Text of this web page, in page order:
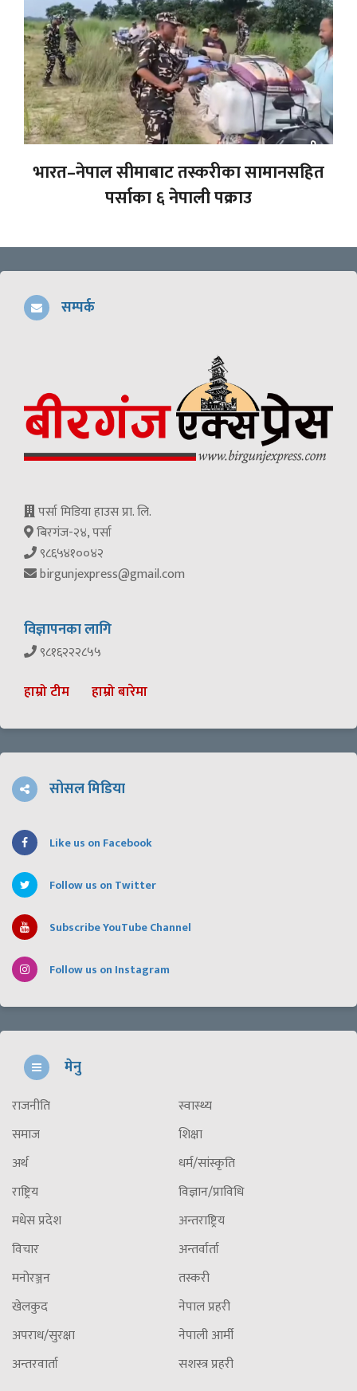
भारत–नेपाल सीमाबाट तस्करीका सामानसहित
पर्साका ६ नेपाली पक्राउ
सम्पर्क
पर्सा मिडिया हाउस प्रा. लि.
बिरगंज-२४, पर्सा
९८६५४१००४२
birgunjexpress@gmail.com
विज्ञापनका लागि
९८१६२२२८५५
हाम्रो टीम हाम्रो बारेमा
सोसल मिडिया
Like us on Facebook
Follow us on Twitter
Subscribe YouTube Channel
Follow us on Instagram
मेनु
राजनीति
समाज
अर्थ
राष्ट्रिय
मधेस प्रदेश
विचार
मनोरञ्जन
खेलकुद
अपराध/सुरक्षा
अन्तरवार्ता
स्वास्थ्य
शिक्षा
धर्म/सांस्कृति
विज्ञान/प्राविधि
अन्तराष्ट्रिय
अन्तर्वार्ता
तस्करी
नेपाल प्रहरी
नेपाली आर्मी
सशस्त्र प्रहरी